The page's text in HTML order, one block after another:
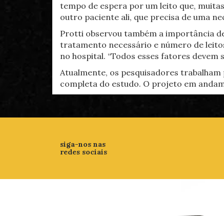
tempo de espera por um leito que,
outro paciente ali, que precisa de uma
Protti observou também a importância
tratamento necessário e número de
no hospital. “Todos esses fatores
Atualmente, os pesquisadores
completa do estudo. O projeto em
siga-nos nas
redes sociais